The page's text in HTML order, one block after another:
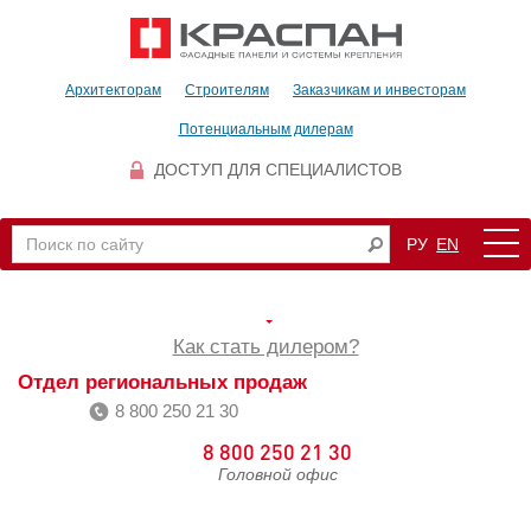
Архитекторам Строителям Заказчикам и инвесторам
Потенциальным дилерам
ДОСТУП ДЛЯ СПЕЦИАЛИСТОВ
РУ EN
Как стать дилером?
Отдел региональных продаж
8 800 250 21 30
8 800 250 21 30
Головной офис